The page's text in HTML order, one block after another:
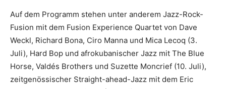
Auf dem Programm stehen unter anderem Jazz-Rock-
Fusion mit dem Fusion Experience Quartet von Dave
Weckl, Richard Bona, Ciro Manna und Mica Lecoq (3.
Juli), Hard Bop und afrokubanischer Jazz mit The Blue
Horse, Valdés Brothers und Suzette Moncrief (10. Juli),
zeitgenössischer Straight-ahead-Jazz mit dem Eric